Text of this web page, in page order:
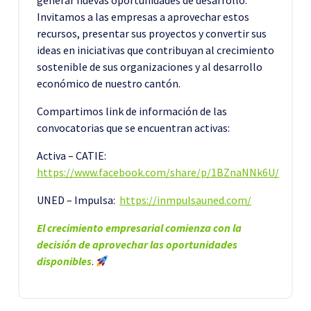
Invitamos a las empresas a aprovechar estos
recursos, presentar sus proyectos y convertir sus
ideas en iniciativas que contribuyan al crecimiento
sostenible de sus organizaciones y al desarrollo
económico de nuestro cantón.
Compartimos link de información de las
convocatorias que se encuentran activas:
Activa – CATIE:
https://www.facebook.com/share/p/1BZnaNNk6U/
UNED – Impulsa: https://inmpulsauned.com/
El crecimiento empresarial comienza con la
decisión de aprovechar las oportunidades
disponibles.